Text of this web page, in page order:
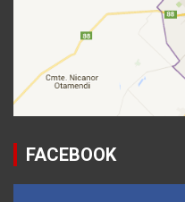
FACEBOOK